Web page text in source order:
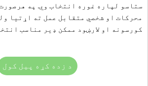
ستاسو لپاره غوره انتخاب وي. په
محرکات او شخصي متقابل عمل ته اړتیا
کورسونه او لارښود ممکن ډیر مناسب
د زده کړه پیل کول